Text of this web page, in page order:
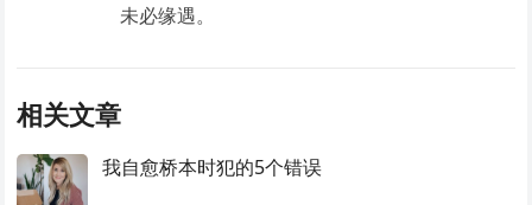
未必缘遇。
相关文章
我自愈桥本时犯的5个错误